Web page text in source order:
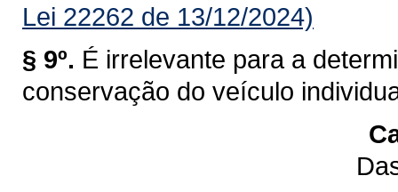
Lei 22262 de 13/12/2024)
§ 9º. É irrelevante para a
conservação do veículo